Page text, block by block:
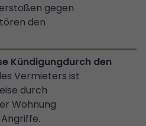
gegen
den
Vermieters ist
durch
Wohnung